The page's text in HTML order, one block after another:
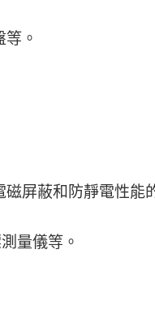
。
屏蔽和防靜電性能
量儀等。